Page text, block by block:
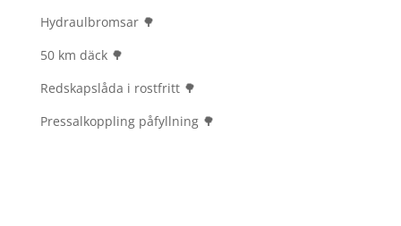
Hydraulbromsar 🌳
50 km däck 🌳
Redskapslåda i rostfritt 🌳
Pressalkoppling påfyllning 🌳